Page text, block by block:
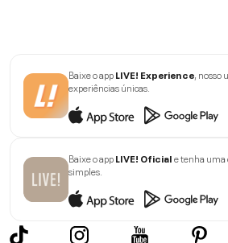
Baixe o appLIVE! Experience ,
experiências únicas.
Baixe o appLIVE! Oficiale tenha uma
simples.